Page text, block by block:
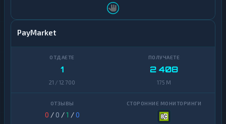
PayMarket
1
21 / 12 700
2 408
175 M
0 / 0 /1 /0